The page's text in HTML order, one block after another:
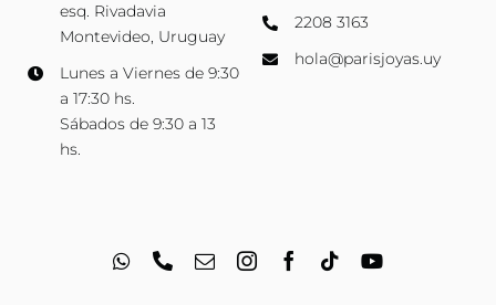
esq. Rivadavia
Montevideo, Uruguay
Lunes a Viernes de 9:30
a 17:30 hs.
Sábados de 9:30 a 13
hs.
2208 3163
hola@parisjoyas.uy